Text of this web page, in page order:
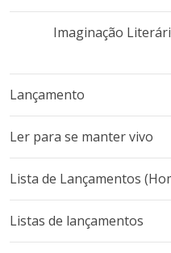
Imaginação
Lançamento
Ler para se manter vivo
Lista de Lançamentos
Listas de lançamentos